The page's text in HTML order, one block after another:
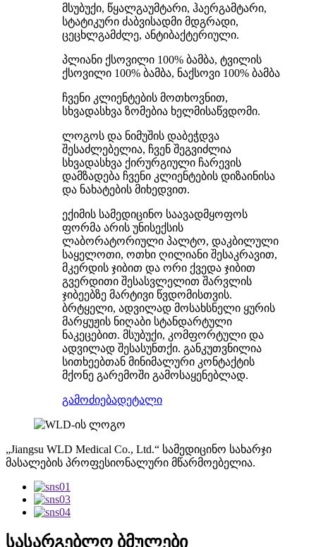
მსუბუქი, წყალგაუმტარი, ჰაერგამტარი,
სტატიკური ძაბვისადმი მდგრადი,
ცეცხლგამძლე, ანტიბაქტერიული.
პლიანი ქსოვილი 100% ბამბა, ტვილის
ქსოვილი 100% ბამბა, ნაქსოვი 100% ბამბა
ჩვენი კლიენტების მოთხოვნით,
სხვადასხვა ზომებია ხელმისაწვდომი.
ლოგოს და ნიმუშის დაბეჭდვა
შესაძლებელია, ჩვენ შეგვიძლია
სხვადასხვა ქირურგიული ჩარევის
დამზადება ჩვენი კლიენტების დიზაინისა
და ნახატების მიხედვით.
ექიმის სამედიცინო საავადმყოფოს
ფორმა არის უნისექსის
ლაბორატორიული პალტო, დაკბილული
საყელოთი, ოთხი ღილიანი შესაკრავით,
მკერდის ჯიბით და ორი ქვედა ჯიბით
გვერდითი შესასვლელით შარვლის
ჯიბეებზე მარტივი წვდომისთვის.
ბრტყელი, ადვილად მოსახსნელი ყურის
მარყუჟის ნიღაბი სტანდარტული
ნაკეცებით. მსუბუქი, კომფორტული და
ადვილად შესასუნთქი. განკუთვნილია
სითხეებთან მინიმალური კონტაქტის
მქონე გარემოში გამოსაყენებლად.
გამოძიებადეტალი
„Jiangsu WLD Medical Co., Ltd.“ სამედიცინო სახარჯი
მასალების პროფესიონალური მწარმოებელია.
სასარგებლო ბმულები